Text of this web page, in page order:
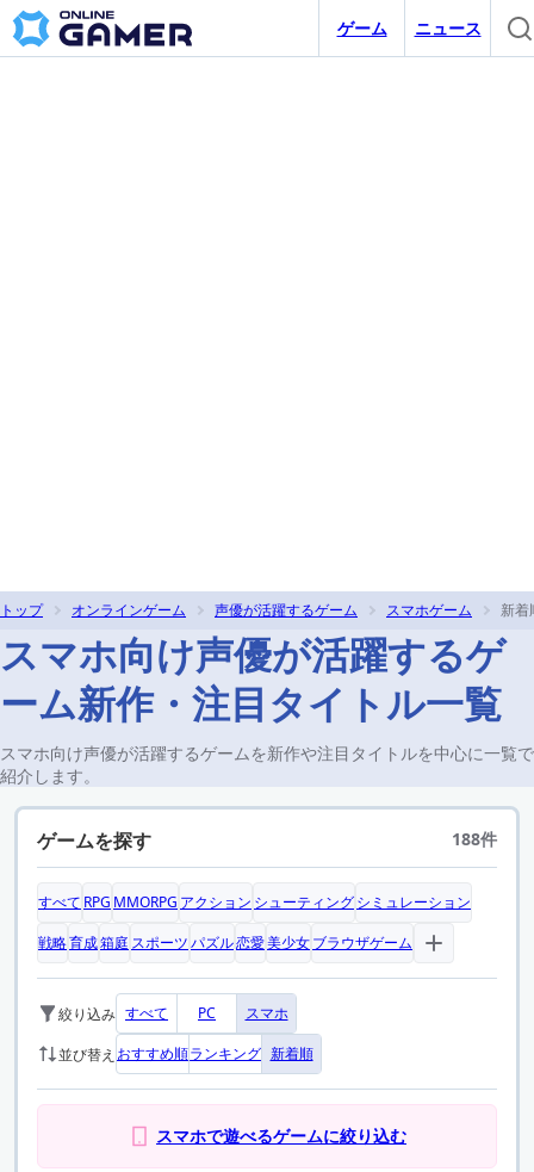
ゲーム ニュース
トップ オンラインゲーム 声優が活躍するゲーム スマホゲーム 新着
スマホ向け声優が活躍するゲ
ーム新作・注目タイトル一覧
スマホ向け声優が活躍するゲームを新作や注目タイトルを中心に一覧で
紹介します。
ゲームを探す 188件
すべて RPG MMORPG アクション シューティングシミュレーション
戦略育成箱庭 スポーツパズル恋愛美少女ブラウザゲーム
絞り込み すべて PC スマホ
並び替え おすすめ順ランキング 新着順
スマホで遊べるゲームに絞り込む